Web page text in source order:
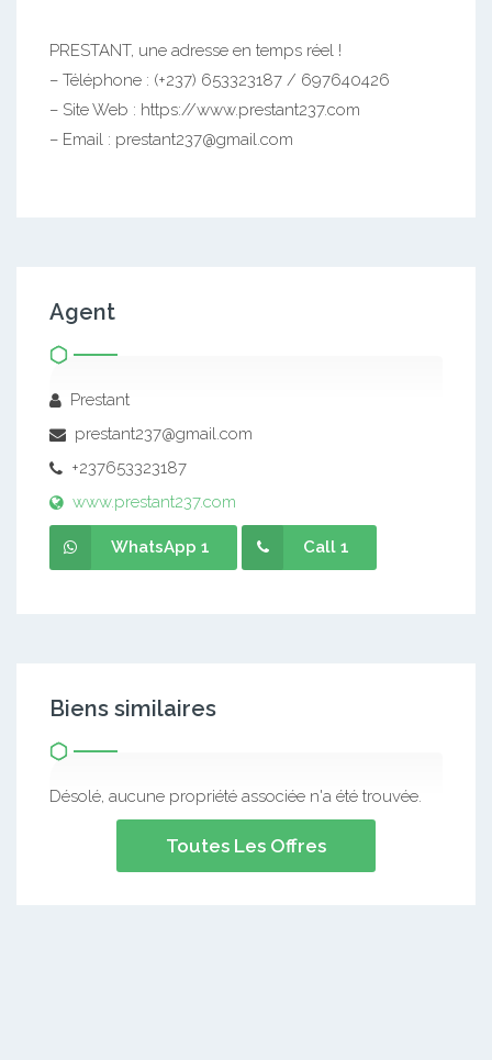
PRESTANT, une adresse en temps réel !
– Téléphone : (+237) 653323187 / 697640426
– Site Web : https://www.prestant237.com
– Email : prestant237@gmail.com
Agent
Prestant
prestant237@gmail.com
+237653323187
www.prestant237.com
WhatsApp 1 Call 1
Biens similaires
Désolé, aucune propriété associée n'a été trouvée.
Toutes Les Offres